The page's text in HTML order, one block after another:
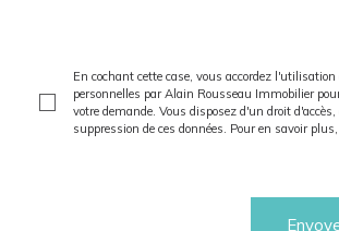
En cochant cette case, vous accordez l'utilisation
personnelles par Alain Rousseau Immobilier
votre demande. Vous disposez d'un droit
suppression de ces données. Pour en savoir plus,